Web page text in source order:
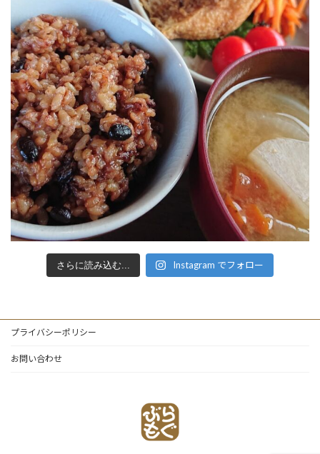
さらに読み込む... Instagram でフォロー
プライバシーポリシー
お問い合わせ